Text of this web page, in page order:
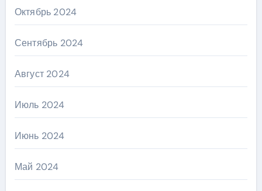
Октябрь 2024
Сентябрь 2024
Август 2024
Июль 2024
Июнь 2024
Май 2024